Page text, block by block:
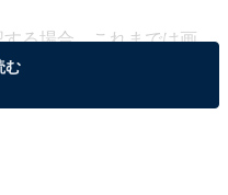
る場合、これまでは画
この機能により、複数
なっています。実際に
む